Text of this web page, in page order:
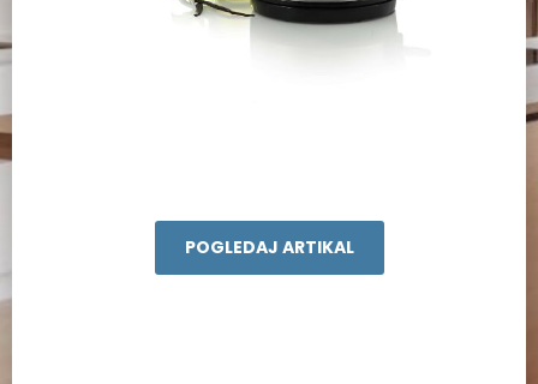
POGLEDAJ ARTIKAL